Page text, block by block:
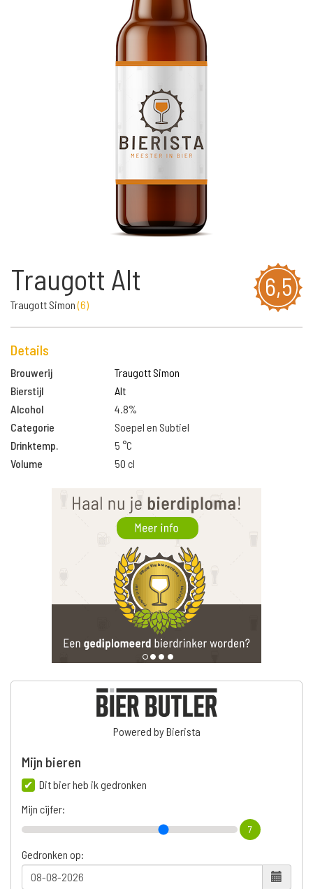
6,5
Traugott Alt
Traugott Simon(6)
Details
Brouwerij
Traugott Simon
Bierstijl
Alt
Alcohol
4.8%
Categorie
Soepel en Subtiel
Drinktemp.
5 °C
Volume
50 cl
Powered by Bierista
Mijn bieren
Dit bier heb ik gedronken
Mijn cijfer:
7
Gedronken op: